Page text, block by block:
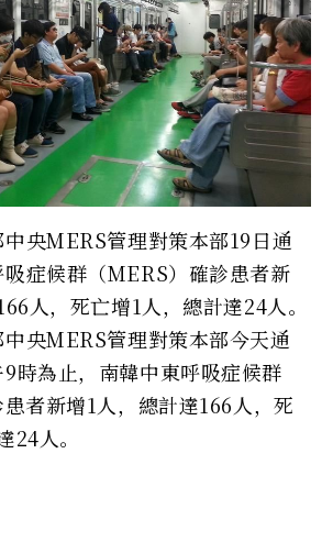
央MERS管理對策本部19日通
症候群（MERS）確診患者新
人，死亡增1人，總計達24人。
央MERS管理對策本部今天通
時為止，南韓中東呼吸症候群
患者新增1人，總計達166人，死
24人。